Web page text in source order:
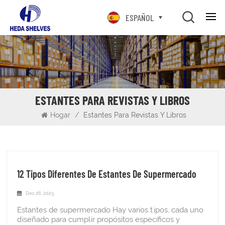
ESPAÑOL
ESTANTES PARA REVISTAS Y LIBROS
Hogar / Estantes Para Revistas Y Libros
12 Tipos Diferentes De Estantes De Supermercado
Dec 26, 2023
Estantes de supermercado Hay varios tipos, cada uno
diseñado para cumplir propósitos específicos y